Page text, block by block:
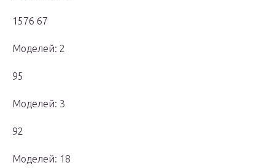
1576 67
Моделей: 2
95
Моделей: 3
92
Моделей: 18